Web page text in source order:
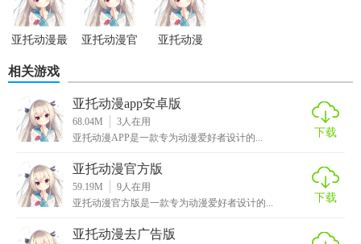
网络的情况下也能享受动漫的乐趣。
【亚托动漫安卓版亮点】
1. 丰富资源：拥有庞大的动漫资源库，涵盖国内外热门、经
典动漫作品。
2. 高清画质：提供高清画质选项，让用户享受更加清晰的观
3. 社区氛围：动漫社区活跃度高，用户互动频繁，形成良好
的动漫文化氛围。
4. 智能推荐：通过先进的算法技术，为用户提供个性化的动
亚托动漫最
亚托动漫官
亚托动漫
相关游戏
亚托动漫app安卓版
68.04M 3人在用
亚托动漫APP是一款专为动漫爱好者设计的...
下载
亚托动漫官方版
59.19M 9人在用
亚托动漫官方版是一款专为动漫爱好者设计的...
下载
亚托动漫去广告版